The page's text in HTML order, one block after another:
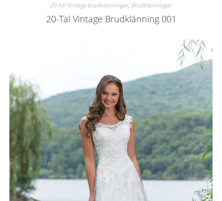
20-tal Vintage brudklänningar, Brudklänningar
20-Tal Vintage Brudklänning 001